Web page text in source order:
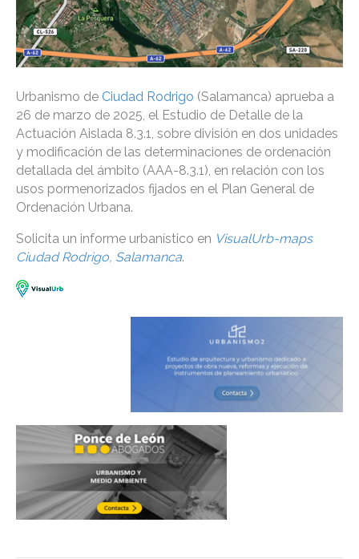
Urbanismo de Ciudad Rodrigo (Salamanca) aprueba a
26 de marzo de 2025, el Estudio de Detalle de la
Actuación Aislada 8.3.1, sobre división en dos unidades
y modificación de las determinaciones de ordenación
detallada del ámbito (AAA-8.3.1), en relación con los
usos pormenorizados fijados en el Plan General de
Ordenación Urbana.
Solicita un informe urbanístico en VisualUrb-maps
Ciudad Rodrigo, Salamanca.